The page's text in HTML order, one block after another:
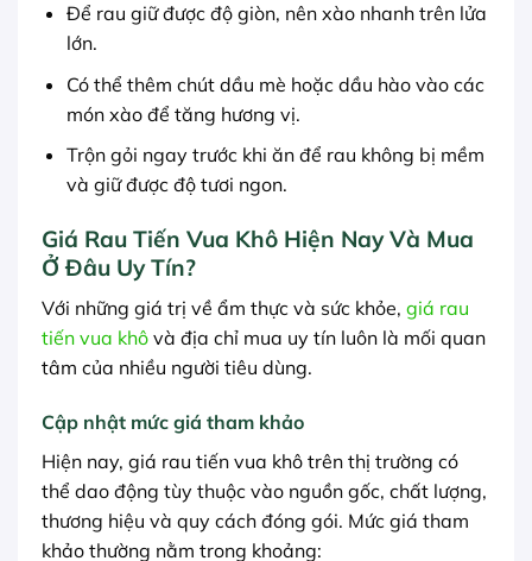
Để rau giữ được độ giòn, nên xào nhanh trên lửa
lớn.
Có thể thêm chút dầu mè hoặc dầu hào vào các
món xào để tăng hương vị.
Trộn gỏi ngay trước khi ăn để rau không bị mềm
và giữ được độ tươi ngon.
Giá Rau Tiến Vua Khô Hiện Nay Và Mua
Ở Đâu Uy Tín?
Với những giá trị về ẩm thực và sức khỏe, giá rau
tiến vua khô và địa chỉ mua uy tín luôn là mối quan
tâm của nhiều người tiêu dùng.
Cập nhật mức giá tham khảo
Hiện nay, giá rau tiến vua khô trên thị trường có
thể dao động tùy thuộc vào nguồn gốc, chất lượng,
thương hiệu và quy cách đóng gói. Mức giá tham
khảo thường nằm trong khoảng: